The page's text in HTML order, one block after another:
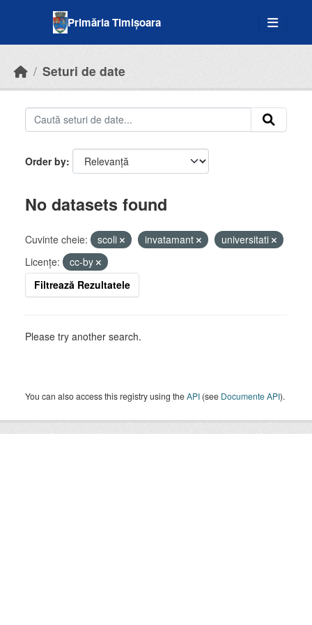
Primăria Timișoara
Seturi de date
Order by
No datasets found
Cuvinte cheie: scoli invatamant
universitati
Licenţe:
cc-by
Filtrează Rezultatele
Please try another search.
You can also access this registry using theAPI (see Documente API).